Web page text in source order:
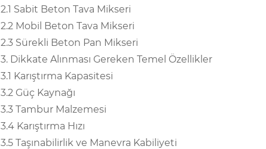
2.1 Sabit Beton Tava Mikseri
2.2 Mobil Beton Tava Mikseri
2.3 Sürekli Beton Pan Mikseri
3. Dikkate Alınması Gereken Temel Özellikler
3.1 Karıştırma Kapasitesi
3.2 Güç Kaynağı
3.3 Tambur Malzemesi
3.4 Karıştırma Hızı
3.5 Taşınabilirlik ve Manevra Kabiliyeti